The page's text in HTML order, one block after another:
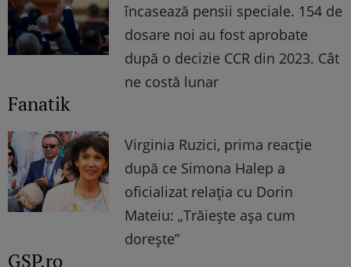
încasează pensii speciale. 154 de
dosare noi au fost aprobate
după o decizie CCR din 2023. Cât
ne costă lunar
Fanatik
Virginia Ruzici, prima reacție
după ce Simona Halep a
oficializat relația cu Dorin
Mateiu: „Trăiește așa cum
dorește”
GSP.ro